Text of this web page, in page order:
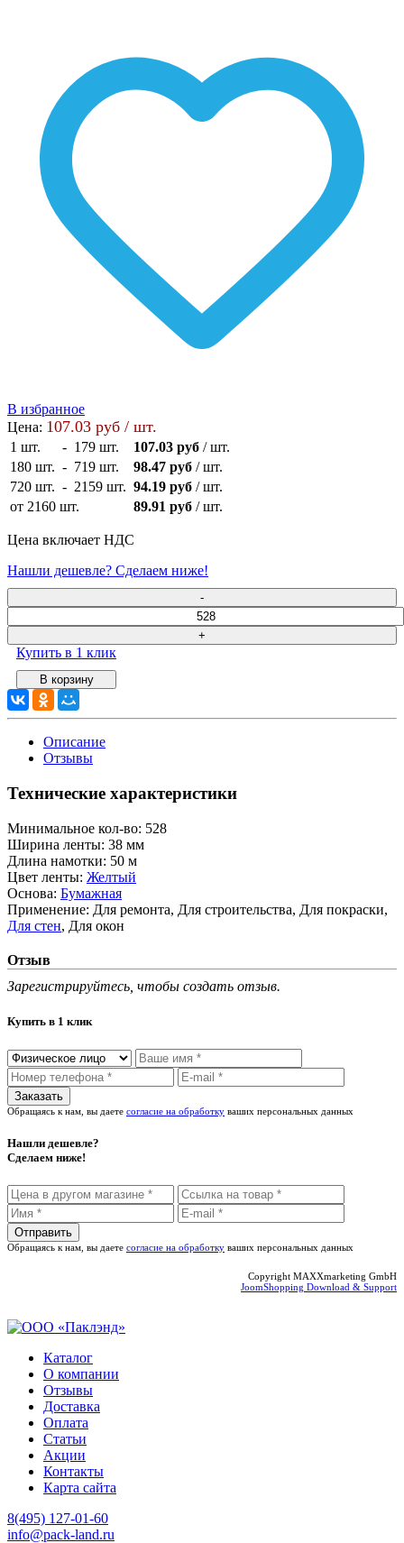
В избранное
Цена: 107.03 руб / шт.
1 шт. - 179 шт. 107.03 руб / шт.
180 шт. - 719 шт. 98.47 руб / шт.
720 шт. - 2159 шт. 94.19 руб / шт.
от 2160 шт.
89.91 руб / шт.
Цена включает НДС
Нашли дешевле? Сделаем ниже!
Купить в 1 клик
Описание
Отзывы
Технические характеристики
Минимальное кол-во: 528
Ширина ленты: 38 мм
Длина намотки: 50 м
Цвет ленты: Желтый
Основа: Бумажная
Применение: Для ремонта, Для строительства, Для покраски,
Для стен, Для окон
Отзыв
Зарегистрируйтесь, чтобы создать отзыв.
Купить в 1 клик
Обращаясь к нам, вы даете согласие на обработку ваших персональных данных
Нашли дешевле?
Сделаем ниже!
Обращаясь к нам, вы даете согласие на обработку ваших персональных данных
Copyright MAXXmarketing GmbH
JoomShopping Download & Support
Каталог
О компании
Отзывы
Доставка
Оплата
Статьи
Акции
Контакты
Карта сайта
8(495) 127-01-60
info@pack-land.ru